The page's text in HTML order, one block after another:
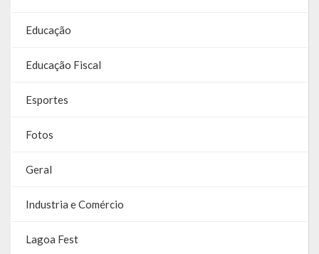
Parcerias – LEI 13.019/2014
LDO
Transparência
Educação
Educação Fiscal
Esportes
Fotos
Geral
Industria e Comércio
Lagoa Fest